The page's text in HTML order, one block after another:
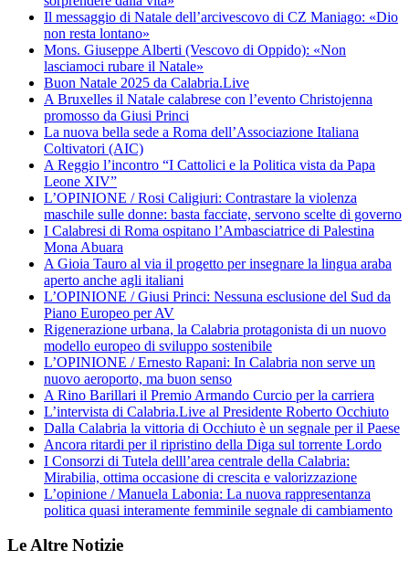
Il messaggio di Natale dell’arcivescovo di CZ Maniago: «Dio
non resta lontano»
Mons. Giuseppe Alberti (Vescovo di Oppido): «Non
lasciamoci rubare il Natale»
Buon Natale 2025 da Calabria.Live
A Bruxelles il Natale calabrese con l’evento Christojenna
promosso da Giusi Princi
La nuova bella sede a Roma dell’Associazione Italiana
Coltivatori (AIC)
A Reggio l’incontro “I Cattolici e la Politica vista da Papa
Leone XIV”
L’OPINIONE / Rosi Caligiuri: Contrastare la violenza
maschile sulle donne: basta facciate, servono scelte di governo
I Calabresi di Roma ospitano l’Ambasciatrice di Palestina
Mona Abuara
A Gioia Tauro al via il progetto per insegnare la lingua araba
aperto anche agli italiani
L’OPINIONE / Giusi Princi: Nessuna esclusione del Sud da
Piano Europeo per AV
Rigenerazione urbana, la Calabria protagonista di un nuovo
modello europeo di sviluppo sostenibile
L’OPINIONE / Ernesto Rapani: In Calabria non serve un
nuovo aeroporto, ma buon senso
A Rino Barillari il Premio Armando Curcio per la carriera
L’intervista di Calabria.Live al Presidente Roberto Occhiuto
Dalla Calabria la vittoria di Occhiuto è un segnale per il Paese
Ancora ritardi per il ripristino della Diga sul torrente Lordo
I Consorzi di Tutela delll’area centrale della Calabria:
Mirabilia, ottima occasione di crescita e valorizzazione
L’opinione / Manuela Labonia: La nuova rappresentanza
politica quasi interamente femminile segnale di cambiamento
Le Altre Notizie